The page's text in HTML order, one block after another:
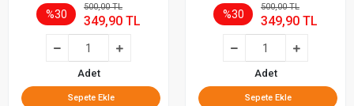
%30
500,00 TL
349,90 TL
Adet
Sepete Ekle
%30
500,00 TL
349,90 TL
Adet
Sepete Ekle